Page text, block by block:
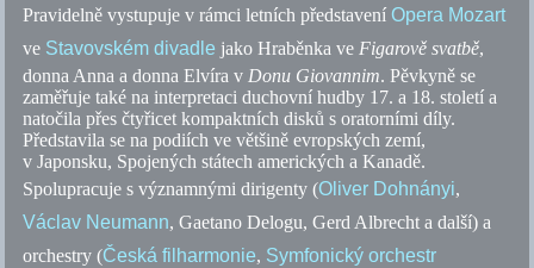
Pravidelně vystupuje v rámci letních představení Opera Mozart
ve Stavovském divadle jako Hraběnka veFigarově svatbě,
donna Anna a donna Elvíra vDonu Giovannim. Pěvkyně se
zaměřuje také na interpretaci duchovní hudby 17. a 18. století a
natočila přes čtyřicet kompaktních disků s oratorními díly.
Představila se na podiích ve většině evropských zemí,
v Japonsku, Spojených státech amerických a Kanadě.
Spolupracuje s významnými dirigenty (Oliver Dohnányi,
Václav Neumann, Gaetano Delogu, Gerd Albrecht a další) a
orchestry (Česká filharmonie, Symfonický orchestr